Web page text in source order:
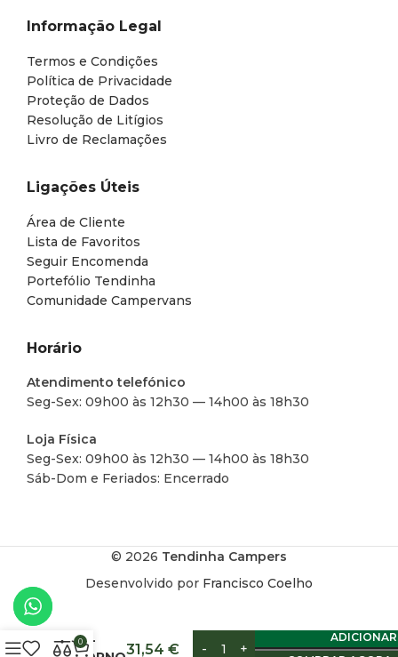
Informação Legal
Termos e Condições
Política de Privacidade
Proteção de Dados
Resolução de Litígios
Livro de Reclamações
Ligações Úteis
Área de Cliente
Lista de Favoritos
Seguir Encomenda
Portefólio Tendinha
Comunidade Campervans
Horário
Atendimento telefónico
Seg-Sex: 09h00 às 12h30 — 14h00 às 18h30
Loja Física
Seg-Sex: 09h00 às 12h30 — 14h00 às 18h30
Sáb-Dom e Feriados: Encerrado
© 2026 Tendinha Campers
Desenvolvido por Francisco Coelho
ANTI-
31,54 €
ADICIONAR
0